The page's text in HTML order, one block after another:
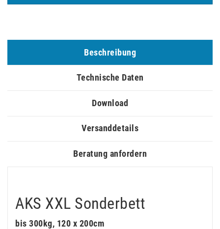
Beschreibung
Technische Daten
Download
Versanddetails
Beratung anfordern
AKS XXL Sonderbett
bis 300kg, 120 x 200cm